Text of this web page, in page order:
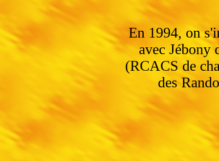
En 1994, on
avec Jébony
(RCACS de
des